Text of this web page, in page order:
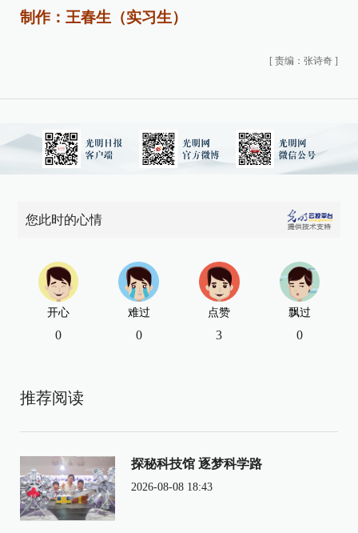
制作：王春生（实习生）
[ 责编：张诗奇 ]
您此时的心情
开心
0
难过
0
点赞
3
飘过
0
推荐阅读
探秘科技馆 逐梦科学路
2026-08-08 18:43